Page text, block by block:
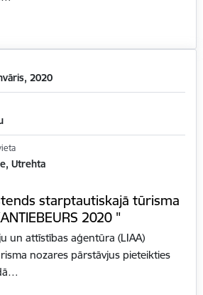
2020
Utrehta
starptautiskajā tūrisma
2020 "
un attīstības aģentūra (LIAA)
nozares pārstāvjus pieteikties